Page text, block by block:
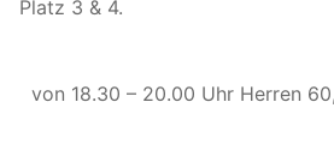
Platz 3 & 4.
von 18.30 – 20.00 Uhr